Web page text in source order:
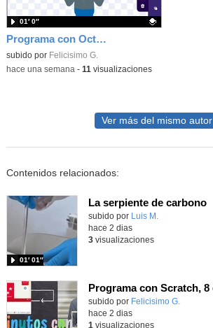
Programa con OctoStudio, un juego homenajeando al House of the dead con Zombies
Contenido educativo.
subido por Felicisimo G.
01′ 0″
-hace una semana - 11 visualizaciones
Ver más del mismo autor
Contenidos relacionados:
La serpiente de carbono
Contenido educativo.
subido por Luis M.
01′ 01″
hace 2 dias
3visualizaciones
Contenido educativo.
subido por Felicisimo G.
hace 2 dias
1 visualizaciones